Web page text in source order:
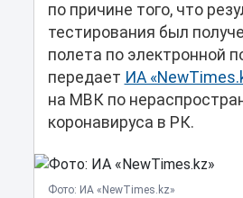
по причине того, что
тестирования был
полета по электронной
передает ИА
на МВК по
коронавируса в РК.
Фото: ИА «NewTimes.kz»